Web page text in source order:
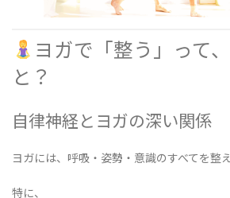
ヨガで「整う」って
と？
自律神経とヨガの深い関係
ヨガには、呼吸・姿勢・意識のすべてを整
特に、